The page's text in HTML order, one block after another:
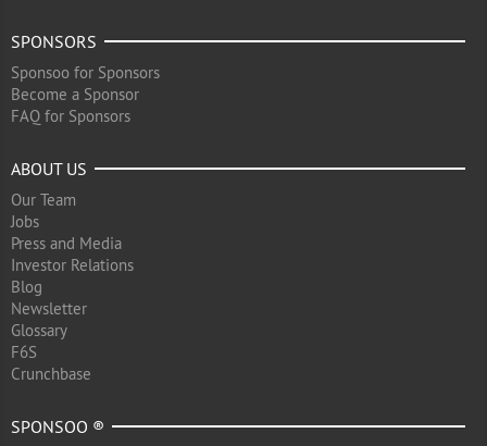
SPONSORS
Sponsoo for Sponsors
Become a Sponsor
FAQ for Sponsors
ABOUT US
Our Team
Jobs
Press and Media
Investor Relations
Blog
Newsletter
Glossary
F6S
Crunchbase
SPONSOO ®